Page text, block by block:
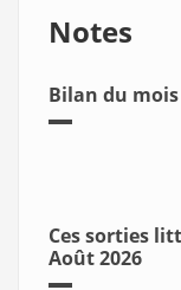
Notes
Bilan du
Ces sorties
Août 2026